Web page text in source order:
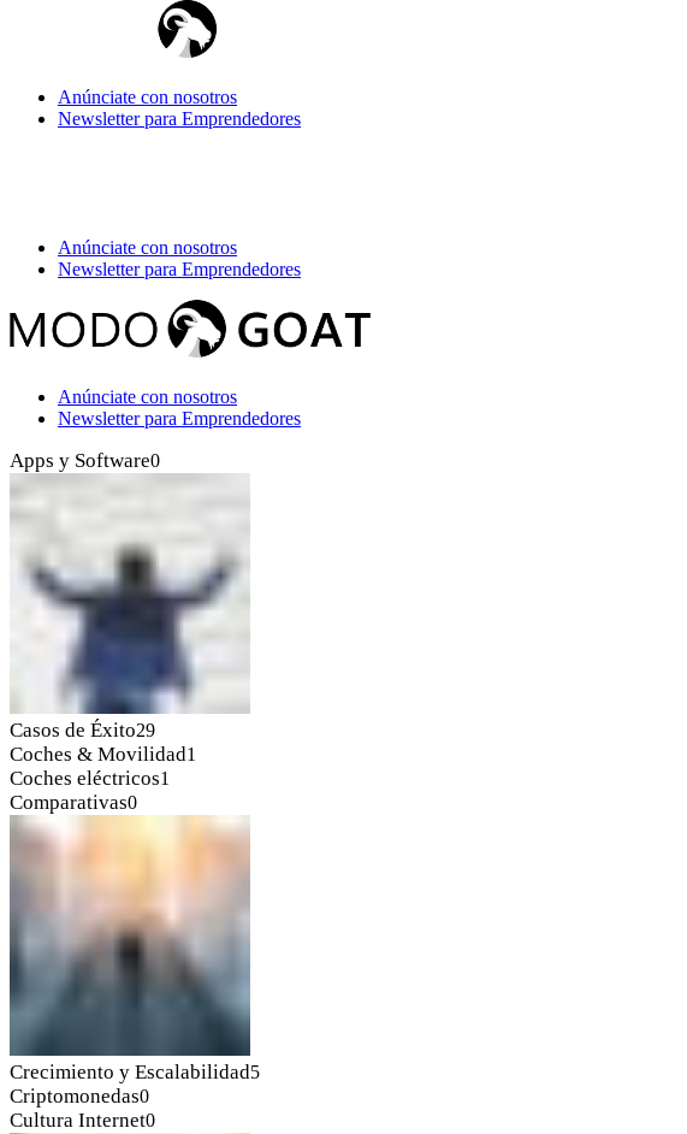
Anúnciate con nosotros
Newsletter para Emprendedores
Anúnciate con nosotros
Newsletter para Emprendedores
Anúnciate con nosotros
Newsletter para Emprendedores
Apps y Software0
Casos de Éxito29
Coches & Movilidad1
Coches eléctricos1
Comparativas0
Crecimiento y Escalabilidad5
Criptomonedas0
Cultura Internet0